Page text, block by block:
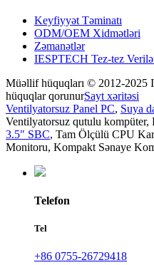
Keyfiyyət Təminatı
ODM/OEM Xidmətləri
Zəmanətlər
IESPTECH Tez-tez
Müəllif hüquqları © 2012-2025
hüquqlar qorunurSayt xəritəsi
Ventilyatorsuz Panel PC, Suya
Ventilyatorsuz qutulu kompüter,
3.5" SBC, Tam Ölçülü CPU
Monitoru, Kompakt Sənaye
Telefon
Tel
+86 0755-26729418